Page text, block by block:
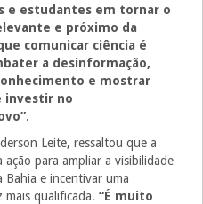
e estudantes em tornar o
e próximo da
comunicar ciência é
a desinformação,
e mostrar
investir no
.
Leite, ressaltou que a
ação para ampliar a visibilidade
Bahia e incentivar uma
mais qualificada. “É muito